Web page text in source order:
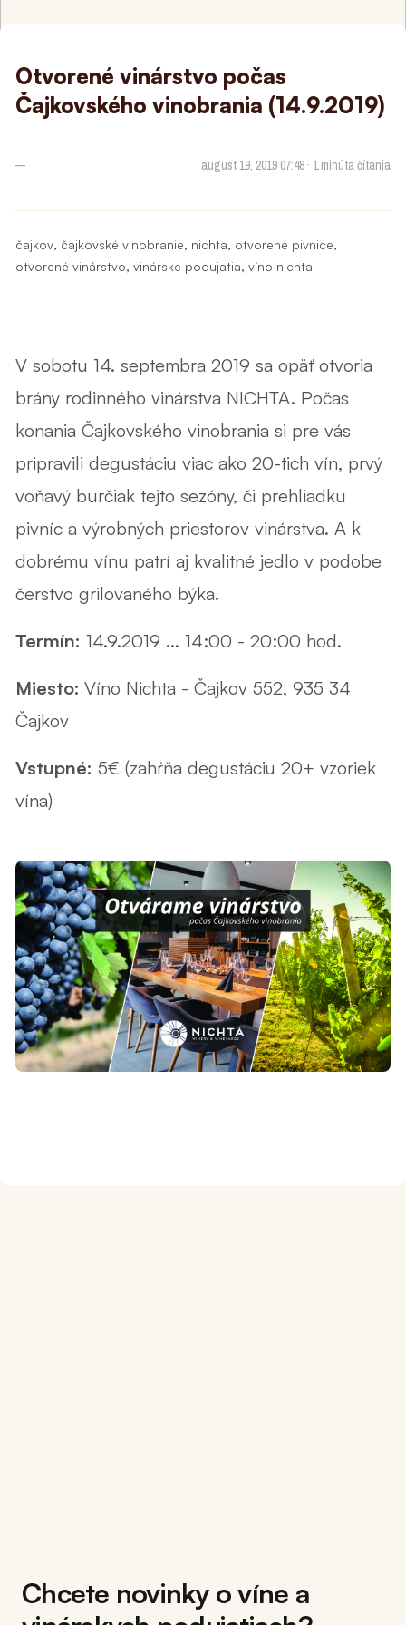
Otvorené vinárstvo počas
Čajkovského vinobrania (14.9.2019)
— august 19, 2019 07:48 · 1 minúta čítania
čajkov, čajkovské vinobranie, nichta, otvorené pivnice,
otvorené vinárstvo, vinárske podujatia, víno nichta
V sobotu 14. septembra 2019 sa opäť otvoria
brány rodinného vinárstva NICHTA. Počas
konania Čajkovského vinobrania si pre vás
pripravili degustáciu viac ako 20-tich vín, prvý
voňavý burčiak tejto sezóny, či prehliadku
pivníc a výrobných priestorov vinárstva. A k
dobrému vínu patrí aj kvalitné jedlo v podobe
čerstvo grilovaného býka.
Termín: 14.9.2019 ... 14:00 - 20:00 hod.
Miesto: Víno Nichta - Čajkov 552, 935 34
Čajkov
Vstupné: 5€ (zahŕňa degustáciu 20+ vzoriek
vína)
Chcete novinky o víne a